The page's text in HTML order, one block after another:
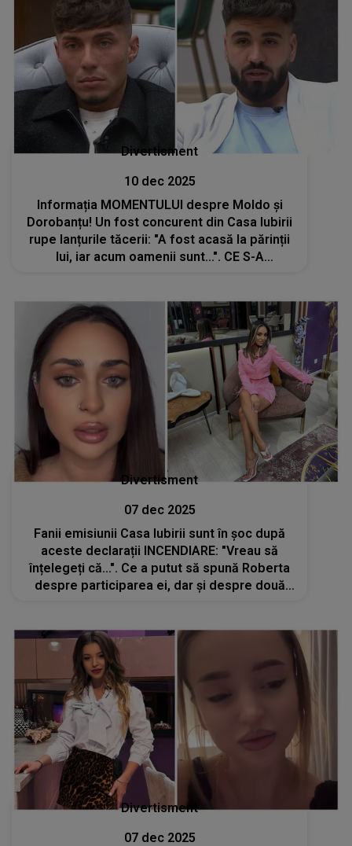
Divertisment
10 dec 2025
Informația MOMENTULUI despre Moldo și
Dorobanțu! Un fost concurent din Casa Iubirii
rupe lanțurile tăcerii: "A fost acasă la părinții
lui, iar acum oamenii sunt...". CE S-A
Divertisment
07 dec 2025
Fanii emisiunii Casa Iubirii sunt în șoc după
aceste declarații INCENDIARE: "Vreau să
înțelegeți că...". Ce a putut să spună Roberta
despre participarea ei, dar și despre două
Divertisment
07 dec 2025